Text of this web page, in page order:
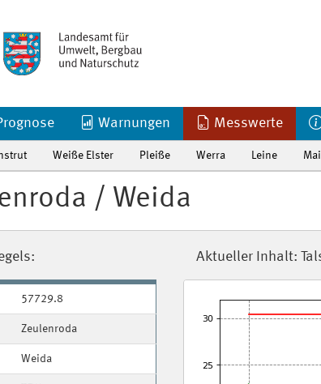
Warnungen Messwerte
Weiße Elster Pleiße Werra Leine
/ Weida
57729.8
Zeulenroda
Weida
Aktueller Inhalt: